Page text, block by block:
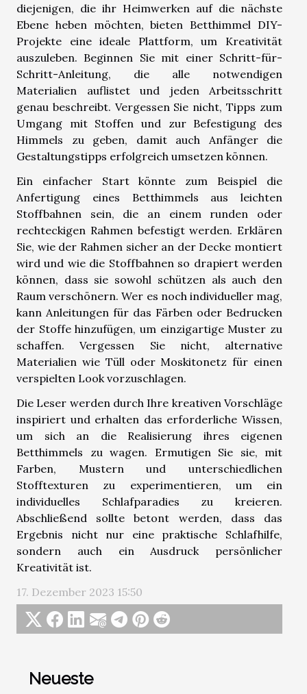
diejenigen, die ihr Heimwerken auf die nächste
Ebene heben möchten, bieten Betthimmel DIY-
Projekte eine ideale Plattform, um Kreativität
auszuleben. Beginnen Sie mit einer Schritt-für-
Schritt-Anleitung, die alle notwendigen
Materialien auflistet und jeden Arbeitsschritt
genau beschreibt. Vergessen Sie nicht, Tipps zum
Umgang mit Stoffen und zur Befestigung des
Himmels zu geben, damit auch Anfänger die
Gestaltungstipps erfolgreich umsetzen können.
Ein einfacher Start könnte zum Beispiel die
Anfertigung eines Betthimmels aus leichten
Stoffbahnen sein, die an einem runden oder
rechteckigen Rahmen befestigt werden. Erklären
Sie, wie der Rahmen sicher an der Decke montiert
wird und wie die Stoffbahnen so drapiert werden
können, dass sie sowohl schützen als auch den
Raum verschönern. Wer es noch individueller mag,
kann Anleitungen für das Färben oder Bedrucken
der Stoffe hinzufügen, um einzigartige Muster zu
schaffen. Vergessen Sie nicht, alternative
Materialien wie Tüll oder Moskitonetz für einen
verspielten Look vorzuschlagen.
Die Leser werden durch Ihre kreativen Vorschläge
inspiriert und erhalten das erforderliche Wissen,
um sich an die Realisierung ihres eigenen
Betthimmels zu wagen. Ermutigen Sie sie, mit
Farben, Mustern und unterschiedlichen
Stofftexturen zu experimentieren, um ein
individuelles Schlafparadies zu kreieren.
Abschließend sollte betont werden, dass das
Ergebnis nicht nur eine praktische Schlafhilfe,
sondern auch ein Ausdruck persönlicher
Kreativität ist.
17. Dezember 2023 15:50
Neueste